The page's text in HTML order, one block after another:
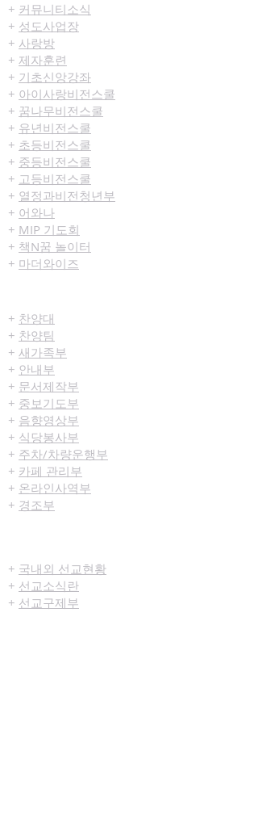
+ 커뮤니티​소식
+ 성도사업장
+ 사랑방
+ 제자훈련
+ 기초신앙강좌
+ 아이사랑비전스쿨
+ 꿈나무비전스쿨
+ 유년비전스쿨
+ 초등비전스쿨
+ 중등비전스쿨
+ 고등비전스쿨
+ 열정과비전청년부
+ 어와나
+ MIP 기도회
+ 책N꿈 놀이터
+ 마더와이즈
+ 찬양대
+ 찬양팀
+ 새가족부
+ 안내부
+ 문서제작부
+ 중보기도부
+ 음향영상부
+ 식당봉사부
+ 주차/차량운행부
+ 카페 관리부
+ 온라인사역부
+ 경조부
+ 국내외 선교현황
+ 선교소식란
+ 선교구제부